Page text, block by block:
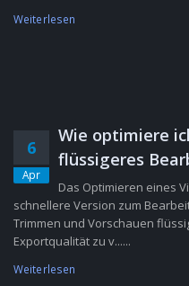
Weiterlesen
6
Apr
Wie optimiere
flüssigeres
Das Optimieren eines
schnellere Version zum
Trimmen und Vorschauen
Exportqualität zu v......
Weiterlesen